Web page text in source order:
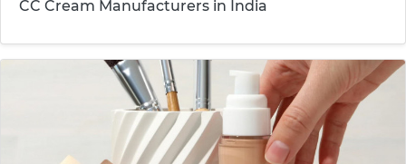
CC Cream Manufacturers in India